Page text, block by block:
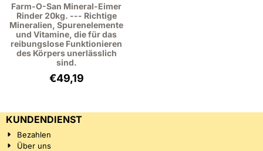
Farm-O-San Mineral-Eimer
Rinder 20kg. --- Richtige
Mineralien, Spurenelemente
und Vitamine, die für das
reibungslose Funktionieren
des Körpers unerlässlich
sind.
€49,19
KUNDENDIENST
Bezahlen
Über uns